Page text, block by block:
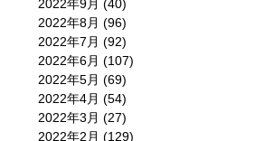
2022年9月 (40)
2022年8月 (96)
2022年7月 (92)
2022年6月 (107)
2022年5月 (69)
2022年4月 (54)
2022年3月 (27)
2022年2月 (129)